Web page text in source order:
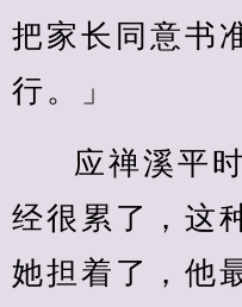
把家长同意书
行。」
应禅溪平
经很累了，这
她担着了，他